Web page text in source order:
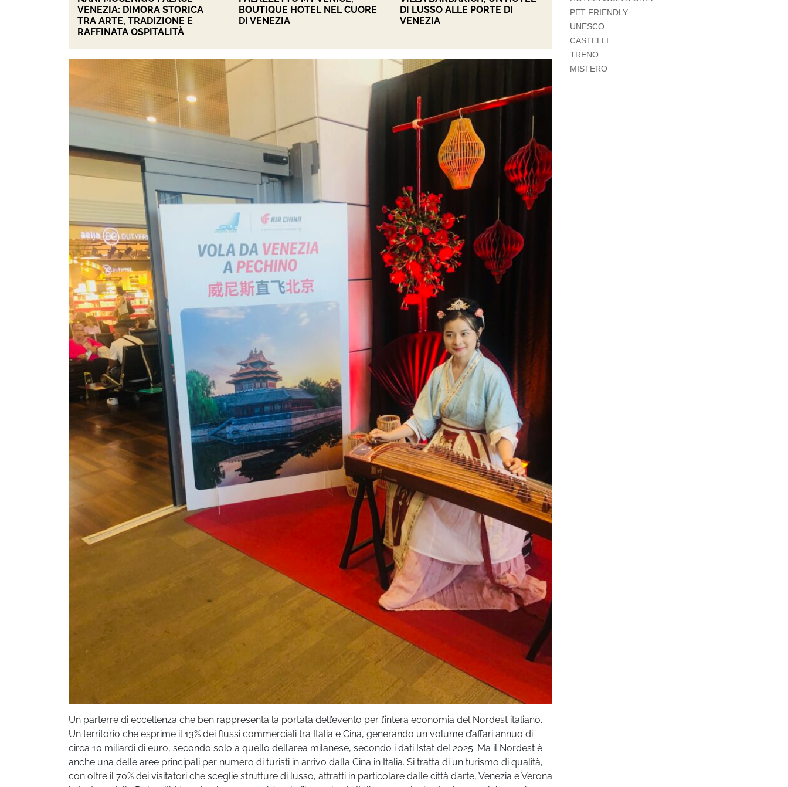
VENEZIA: DIMORA STORICA
TRA ARTE, TRADIZIONE E
RAFFINATA OSPITALITÀ
BOUTIQUE HOTEL NEL CUORE
DI VENEZIA
DI LUSSO ALLE PORTE DI
VENEZIA
Un parterre di eccellenza che ben rappresenta la portata dell’evento per l’intera economia del Nordest italiano.
Un territorio che esprime il 13% dei flussi commerciali tra Italia e Cina, generando un volume d’affari annuo di
circa 10 miliardi di euro, secondo solo a quello dell’area milanese, secondo i dati Istat del 2025. Ma il Nordest è
anche una delle aree principali per numero di turisti in arrivo dalla Cina in Italia. Si tratta di un turismo di qualità,
con oltre il 70% dei visitatori che sceglie strutture di lusso, attratti in particolare dalle città d’arte, Venezia e Verona
PET FRIENDLY
UNESCO
CASTELLI
TRENO
MISTERO